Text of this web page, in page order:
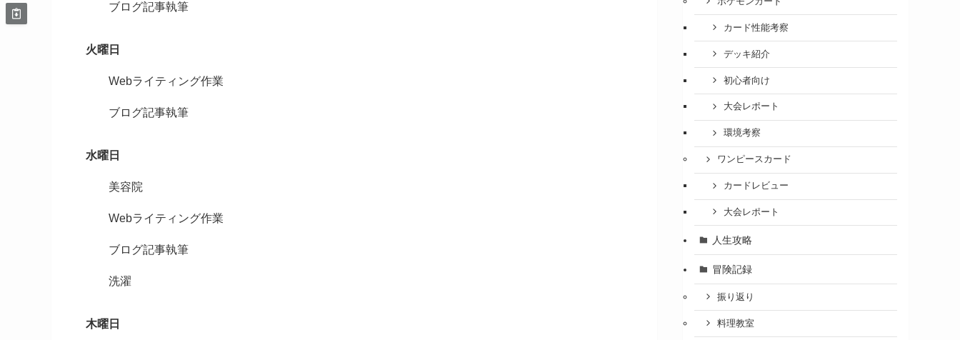
ブログ記事執筆
火曜日
Webライティング作業
ブログ記事執筆
水曜日
美容院
Webライティング作業
ブログ記事執筆
洗濯
木曜日
カード性能考察
デッキ紹介
初心者向け
大会レポート
環境考察
ワンピースカード
カードレビュー
大会レポート
人生攻略
冒険記録
振り返り
料理教室